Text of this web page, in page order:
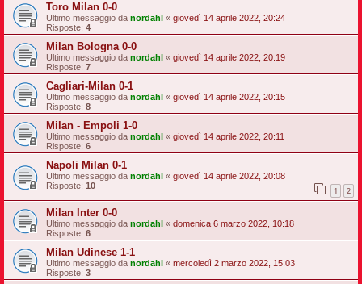
Toro Milan 0-0
Ultimo messaggio da nordahl « giovedì 14 aprile 2022, 20:24
Risposte: 4
Milan Bologna 0-0
Ultimo messaggio da nordahl « giovedì 14 aprile 2022, 20:19
Risposte: 7
Cagliari-Milan 0-1
Ultimo messaggio da nordahl « giovedì 14 aprile 2022, 20:15
Risposte: 8
Milan - Empoli 1-0
Ultimo messaggio da nordahl « giovedì 14 aprile 2022, 20:11
Risposte: 6
Napoli Milan 0-1
Ultimo messaggio da nordahl « giovedì 14 aprile 2022, 20:08
Risposte: 10 1 2
Milan Inter 0-0
Ultimo messaggio da nordahl « domenica 6 marzo 2022, 10:18
Risposte: 6
Milan Udinese 1-1
Ultimo messaggio da nordahl « mercoledì 2 marzo 2022, 15:03
Risposte: 3